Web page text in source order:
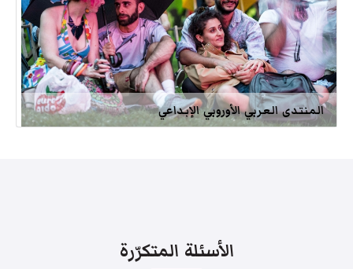
المنتدى العربي الأوروبي الإبداعي
الأسئلة المتكرّرة